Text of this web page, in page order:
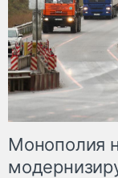
Монополия